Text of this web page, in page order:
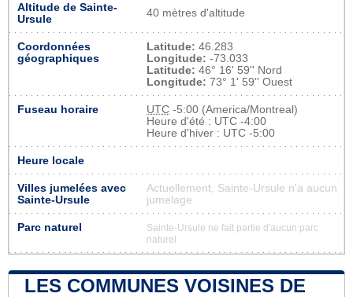
Altitude de Sainte-
Ursule
40 mètres d'altitude
Coordonnées
géographiques
Latitude: 46.283
Longitude: -73.033
Latitude: 46° 16' 59'' Nord
Longitude: 73° 1' 59'' Ouest
Fuseau horaire UTC -5:00 (America/Montreal)
Heure d'été : UTC -4:00
Heure d'hiver : UTC -5:00
Heure locale
Villes jumelées avec
Sainte-Ursule
Actuellement, Sainte-Ursule n'a aucun
jumelage
Parc naturel
Sainte-Ursule ne fait partie d'aucun parc
naturel
LES COMMUNES VOISINES DE